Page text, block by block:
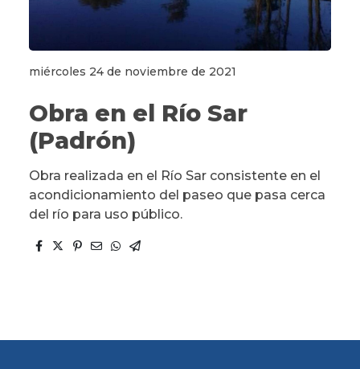
miércoles 24 de noviembre de 2021
Obra en el Río Sar
(Padrón)
Obra realizada en el Río Sar consistente en el
acondicionamiento del paseo que pasa cerca
del río para uso público.